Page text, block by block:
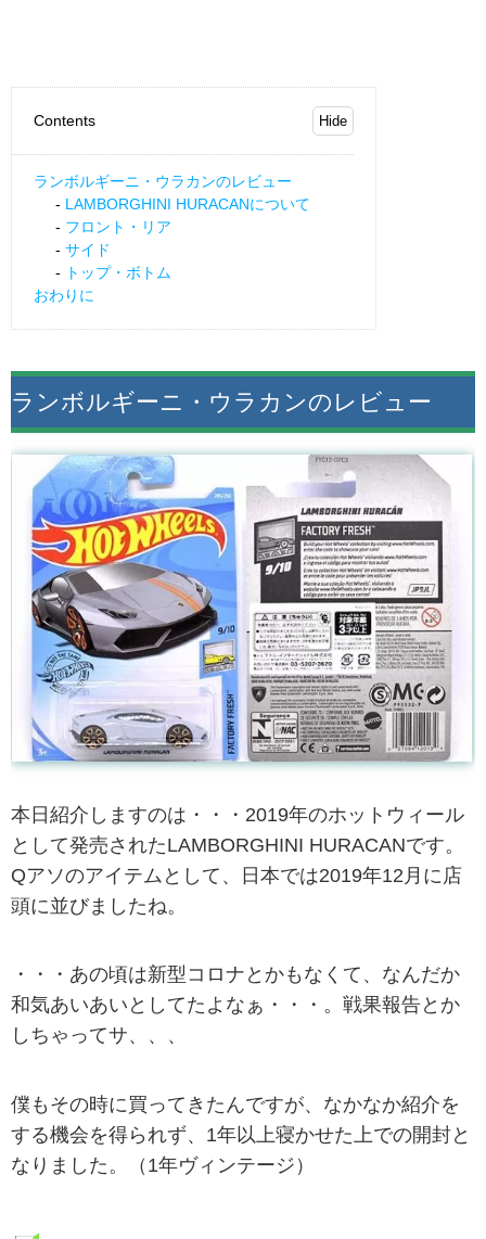
Contents
ランボルギーニ・ウラカンのレビュー
LAMBORGHINI HURACANについて
フロント・リア
サイド
トップ・ボトム
おわりに
ランボルギーニ・ウラカンのレビュー
本日紹介しますのは・・・2019年のホットウィール
として発売されたLAMBORGHINI HURACANです。
Qアソのアイテムとして、日本では2019年12月に店
頭に並びましたね。
・・・あの頃は新型コロナとかもなくて、なんだか
和気あいあいとしてたよなぁ・・・。戦果報告とか
しちゃってサ、、、
僕もその時に買ってきたんですが、なかなか紹介を
する機会を得られず、1年以上寝かせた上での開封と
なりました。（1年ヴィンテージ）